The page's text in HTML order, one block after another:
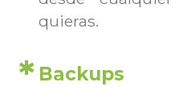
quieras.
Backups